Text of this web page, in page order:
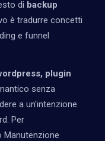
di backup
è tradurre concetti
e funnel
plugin
senza
a un'intenzione
Per
Manutenzione